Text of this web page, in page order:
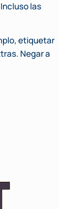
las
etiquetar
Negar a